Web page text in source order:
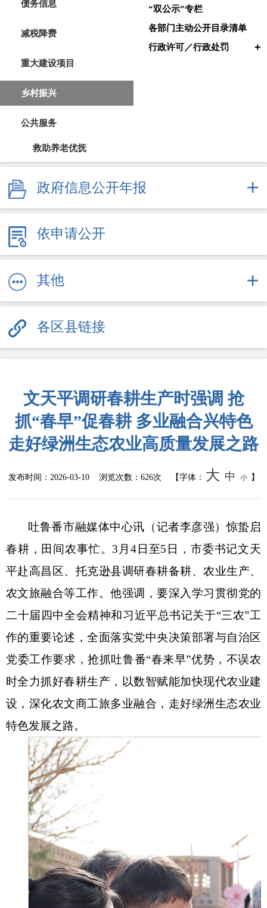
债务信息
减税降费
重大建设项目
乡村振兴
公共服务
救助养老优抚
医疗卫生（疫情防控）
文体旅游
其他服务信息
公共企事业信息
公共监管
食药安全
生态环境
生产安全
质量监督
自然资源
市场监管
应急管理
消防救援
重大建设项目批准和实施
公共资源交易和配置
社会公益事业建设
行政执法（事前公示）
行政执法（事后公布）
“双公示”专栏
各部门主动公开目录清单
行政许可／行政处罚
+
政府信息公开年报
依申请公开
其他
各区县链接
文天平调研春耕生产时强调 抢
抓“春早”促春耕 多业融合兴特色
走好绿洲生态农业高质量发展之路
发布时间： 2026-03-10浏览次数： 626次 【字体： 大 中 小 】
吐鲁番市融媒体中心讯（记者李彦强）惊蛰启
春耕，田间农事忙。 3月4日至5日，市委书记文天
平赴高昌区、托克逊县调研春耕备耕、农业生产、
农文旅融合等工作。他强调，要深入学习贯彻党的
二十届四中全会精神和习近平总书记关于“三农”工
作的重要论述，全面落实党中央决策部署与自治区
党委工作要求，抢抓吐鲁番“春来早”优势，不误农
时全力抓好春耕生产，以数智赋能加快现代农业建
设，深化农文商工旅多业融合，走好绿洲生态农业
特色发展之路。